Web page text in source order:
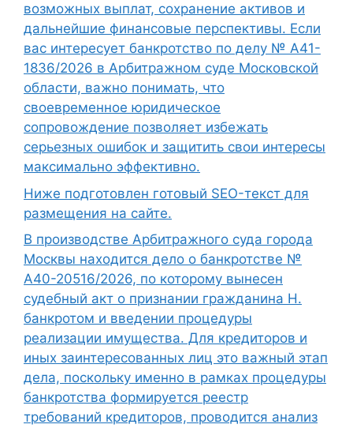
возможных выплат, сохранение активов и
дальнейшие финансовые перспективы. Если
вас интересует банкротство по делу № А41-
1836/2026 в Арбитражном суде Московской
области, важно понимать, что
своевременное юридическое
сопровождение позволяет избежать
серьезных ошибок и защитить свои интересы
максимально эффективно.
Ниже подготовлен готовый SEO-текст для
размещения на сайте.
В производстве Арбитражного суда города
Москвы находится дело о банкротстве №
А40-20516/2026, по которому вынесен
судебный акт о признании гражданина Н.
банкротом и введении процедуры
реализации имущества. Для кредиторов и
иных заинтересованных лиц это важный этап
дела, поскольку именно в рамках процедуры
банкротства формируется реестр
требований кредиторов, проводится анализ